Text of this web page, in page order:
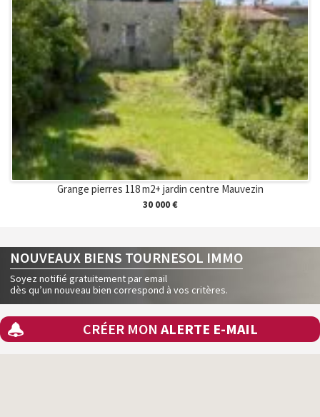
Grange pierres 118 m2+ jardin centre Mauvezin
30 000 €
NOUVEAUX BIENS TOURNESOL IMMO
Soyez notifié gratuitement par email
dès qu’un nouveau bien correspond à vos critères.
CRÉER MON ALERTE E-MAIL